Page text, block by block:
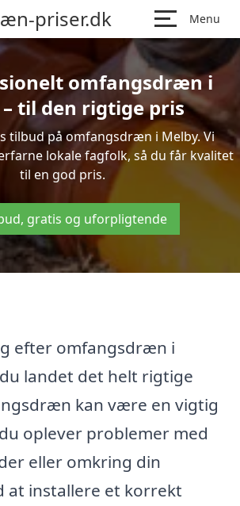
priser.dk Menu
omfangsdræn i
til den rigtige pris
tilbud på omfangsdræn i Melby. Vi
lokale fagfolk, så du får kvalitet
til en god pris.
gratis og uforpligtende
efter omfangsdræn i
du landet det helt rigtige
kan være en vigtig
oplever problemer med
eller omkring din
at installere et korrekt